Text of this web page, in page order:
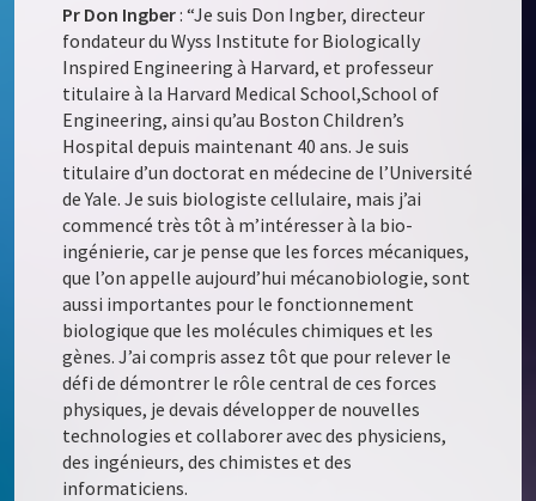
Pr Don Ingber: “Je suis Don Ingber, directeur
fondateur du Wyss Institute for Biologically
Inspired Engineering à Harvard, et professeur
titulaire à la Harvard Medical School,School of
Engineering, ainsi qu’au Boston Children’s
Hospital depuis maintenant 40 ans. Je suis
titulaire d’un doctorat en médecine de l’Université
de Yale. Je suis biologiste cellulaire, mais j’ai
commencé très tôt à m’intéresser à la bio-
ingénierie, car je pense que les forces mécaniques,
que l’on appelle aujourd’hui mécanobiologie, sont
aussi importantes pour le fonctionnement
biologique que les molécules chimiques et les
gènes. J’ai compris assez tôt que pour relever le
défi de démontrer le rôle central de ces forces
physiques, je devais développer de nouvelles
technologies et collaborer avec des physiciens,
des ingénieurs, des chimistes et des
informaticiens.